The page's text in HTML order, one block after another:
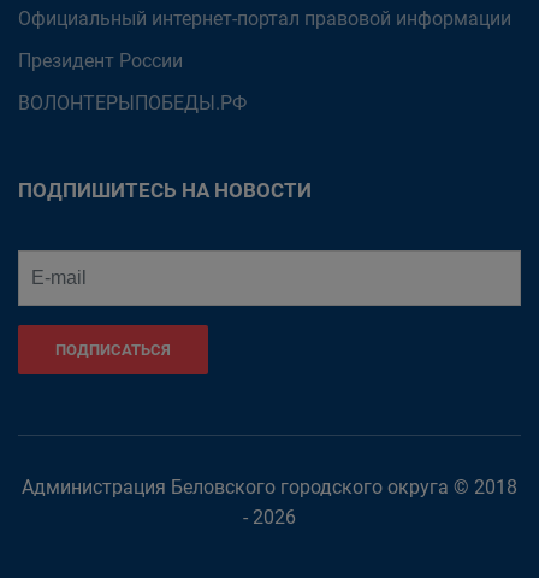
Официальный интернет-портал правовой информации
Президент России
ВОЛОНТЕРЫПОБЕДЫ.РФ
ПОДПИШИТЕСЬ НА НОВОСТИ
ПОДПИСАТЬСЯ
Администрация Беловского городского округа © 2018
- 2026